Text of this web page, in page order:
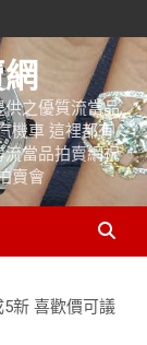
之優質流當品,
機車 這裡都有
流當品拍賣網祝
賣會
新 喜歡價可議